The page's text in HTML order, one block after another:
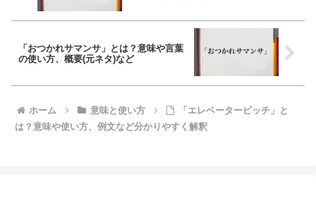
「おつかれサマンサ」とは？意味や言葉
の使い方、概要(元ネタ)など
ホーム 意味と使い方
「エレベーターピッチ」と
は？意味や使い方、例文など分かりやすく解釈